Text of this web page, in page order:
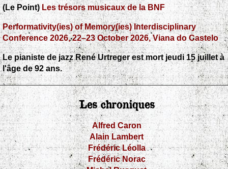
conférences chargée de
(Le Point) Les trésors musicaux de la BNF
Performativity(ies) of Memory(ies) Interdisciplinary
Conference 2026, 22–23 October 2026, Viana do Castelo
Le pianiste de jazz René Urtreger est mort jeudi 15 juillet à
l'âge de 92 ans.
Les chroniques
Alfred Caron
Alain Lambert
Frédéric Léolla
Frédéric Norac